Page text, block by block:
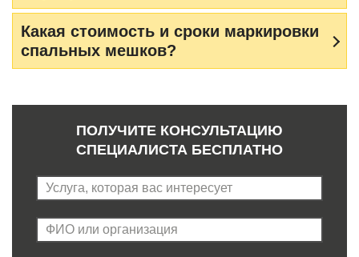
Какая стоимость и сроки маркировки
спальных мешков?
ПОЛУЧИТЕ КОНСУЛЬТАЦИЮ
СПЕЦИАЛИСТА БЕСПЛАТНО